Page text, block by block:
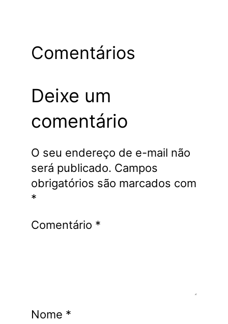
Comentários
Deixe um
comentário
O seu endereço de e-mail não
será publicado. Campos
obrigatórios são marcados com
*
Comentário *
Nome *